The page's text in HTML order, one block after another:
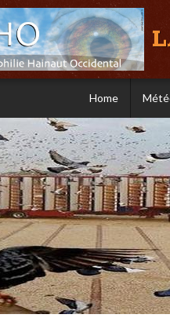
Home